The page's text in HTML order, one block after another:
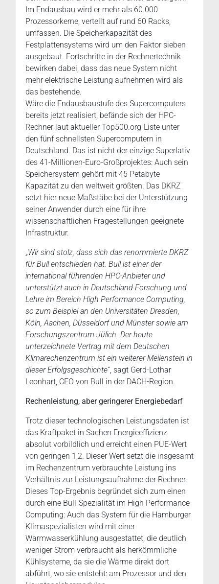
Im Endausbau wird er mehr als 60.000
Prozessorkerne, verteilt auf rund 60 Racks,
umfassen. Die Speicherkapazität des
Festplattensystems wird um den Faktor sieben
ausgebaut. Fortschritte in der Rechnertechnik
bewirken dabei, dass das neue System nicht
mehr elektrische Leistung aufnehmen wird als
das bestehende.
Wäre die Endausbaustufe des Supercomputers
bereits jetzt realisiert, befände sich der HPC-
Rechner laut aktueller Top500.org-Liste unter
den fünf schnellsten Supercomputern in
Deutschland. Das ist nicht der einzige Superlativ
des 41-Millionen-Euro-Großprojektes: Auch sein
Speichersystem gehört mit 45 Petabyte
Kapazität zu den weltweit größten. Das DKRZ
setzt hier neue Maßstäbe bei der Unterstützung
seiner Anwender durch eine für ihre
wissenschaftlichen Fragestellungen geeignete
Infrastruktur.
„Wir sind stolz, dass sich das renommierte DKRZ
für Bull entschieden hat. Bull ist einer der
international führenden HPC-Anbieter und
unterstützt auch in Deutschland Forschung und
Lehre im Bereich High Performance Computing,
so zum Beispiel an den Universitäten Dresden,
Köln, Aachen, Düsseldorf und Münster sowie am
Forschungszentrum Jülich. Der heute
unterzeichnete Vertrag mit dem Deutschen
Klimarechenzentrum ist ein weiterer Meilenstein in
dieser Erfolgsgeschichte“, sagt Gerd-Lothar
Leonhart, CEO von Bull in der DACH-Region.
Rechenleistung, aber geringerer Energiebedarf
Trotz dieser technologischen Leistungsdaten ist
das Kraftpaket in Sachen Energieeffizienz
absolut vorbildlich und erreicht einen PUE-Wert
von geringen 1,2. Dieser Wert setzt die insgesamt
im Rechenzentrum verbrauchte Leistung ins
Verhältnis zur Leistungsaufnahme der Rechner.
Dieses Top-Ergebnis begründet sich zum einen
durch eine Bull-Spezialität im High Performance
Computing: Auch das System für die Hamburger
Klimaspezialisten wird mit einer
Warmwasserkühlung ausgestattet, die deutlich
weniger Strom verbraucht als herkömmliche
Kühlsysteme, da sie die Wärme direkt dort
abführt, wo sie entsteht: am Prozessor und den